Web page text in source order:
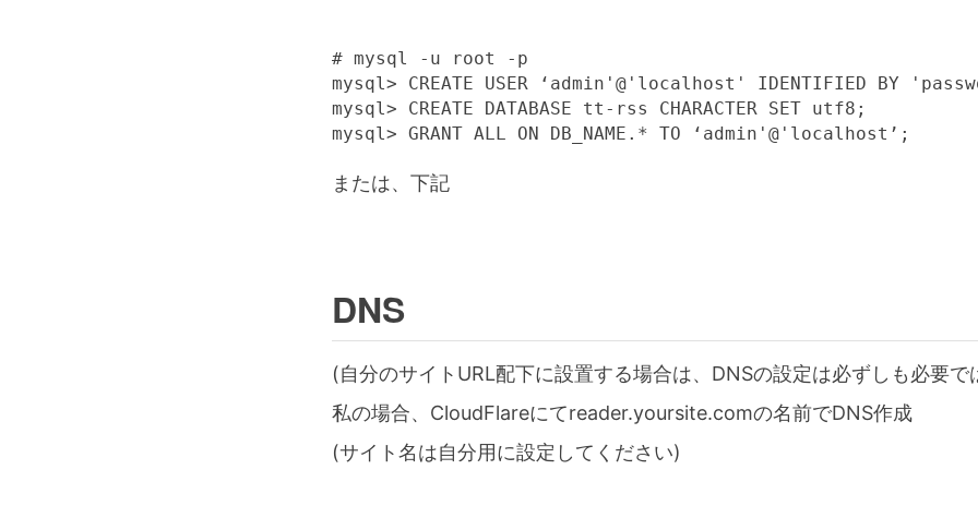
# mysql -u root -p
mysql> CREATE USER ‘admin'@'localhost' IDENTIFIED BY
mysql> CREATE DATABASE tt-rss CHARACTER SET utf8;
または、下記
DNS
(自分のサイトURL配下に設置する場合は、DNSの設定は必ずしも必要で
私の場合、CloudFlareにてreader.yoursite.comの名前でDNS作成
(サイト名は自分用に設定してください)